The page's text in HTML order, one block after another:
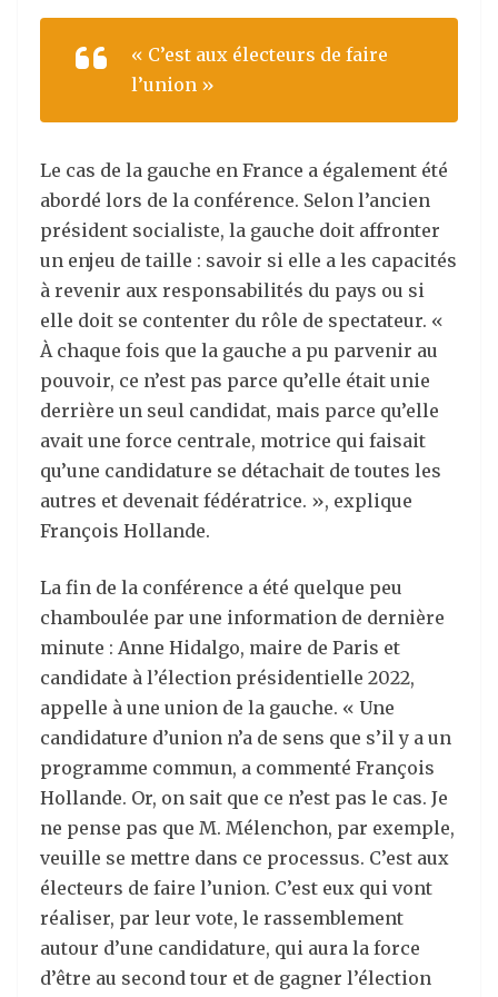
« C’est aux électeurs de faire
l’union »
Le cas de la gauche en France a également été
abordé lors de la conférence. Selon l’ancien
président socialiste, la gauche doit affronter
un enjeu de taille : savoir si elle a les capacités
à revenir aux responsabilités du pays ou si
elle doit se contenter du rôle de spectateur. «
À chaque fois que la gauche a pu parvenir au
pouvoir, ce n’est pas parce qu’elle était unie
derrière un seul candidat, mais parce qu’elle
avait une force centrale, motrice qui faisait
qu’une candidature se détachait de toutes les
autres et devenait fédératrice. », explique
François Hollande.
La fin de la conférence a été quelque peu
chamboulée par une information de dernière
minute : Anne Hidalgo, maire de Paris et
candidate à l’élection présidentielle 2022,
appelle à une union de la gauche. « Une
candidature d’union n’a de sens que s’il y a un
programme commun, a commenté François
Hollande. Or, on sait que ce n’est pas le cas. Je
ne pense pas que M. Mélenchon, par exemple,
veuille se mettre dans ce processus. C’est aux
électeurs de faire l’union. C’est eux qui vont
réaliser, par leur vote, le rassemblement
autour d’une candidature, qui aura la force
d’être au second tour et de gagner l’élection